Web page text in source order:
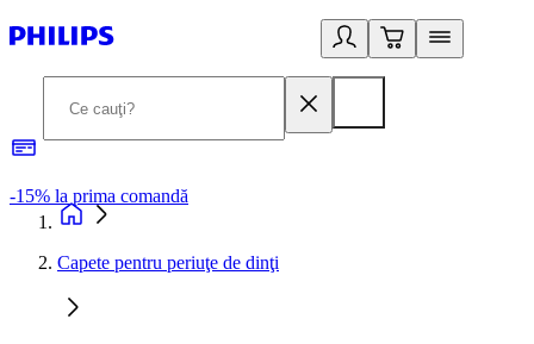
-15% la prima comandă
Capete pentru periuţe de dinţi